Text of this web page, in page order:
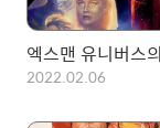
2022.02.06